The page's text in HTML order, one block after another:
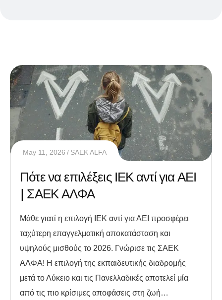
May 11, 2026 SAEK ALFA
Πότε να επιλέξεις ΙΕΚ αντί για ΑΕΙ
| ΣΑΕΚ ΑΛΦΑ
Μάθε γιατί η επιλογή ΙΕΚ αντί για ΑΕΙ προσφέρει
ταχύτερη επαγγελματική αποκατάσταση και
υψηλούς μισθούς το 2026. Γνώρισε τις ΣΑΕΚ
ΑΛΦΑ! Η επιλογή της εκπαιδευτικής διαδρομής
μετά το Λύκειο και τις Πανελλαδικές αποτελεί μία
από τις πιο κρίσιμες αποφάσεις στη ζωή…